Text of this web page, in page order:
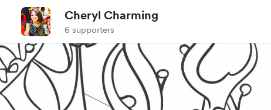
Cheryl Charming
6 supporters